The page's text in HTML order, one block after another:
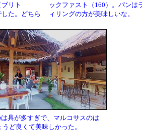
リト
た。どちら
ックファスト（160）。パンは
ィリングの方が美味しいな。
具が多すぎで、マルコサスのは
ど良くて美味しかった。